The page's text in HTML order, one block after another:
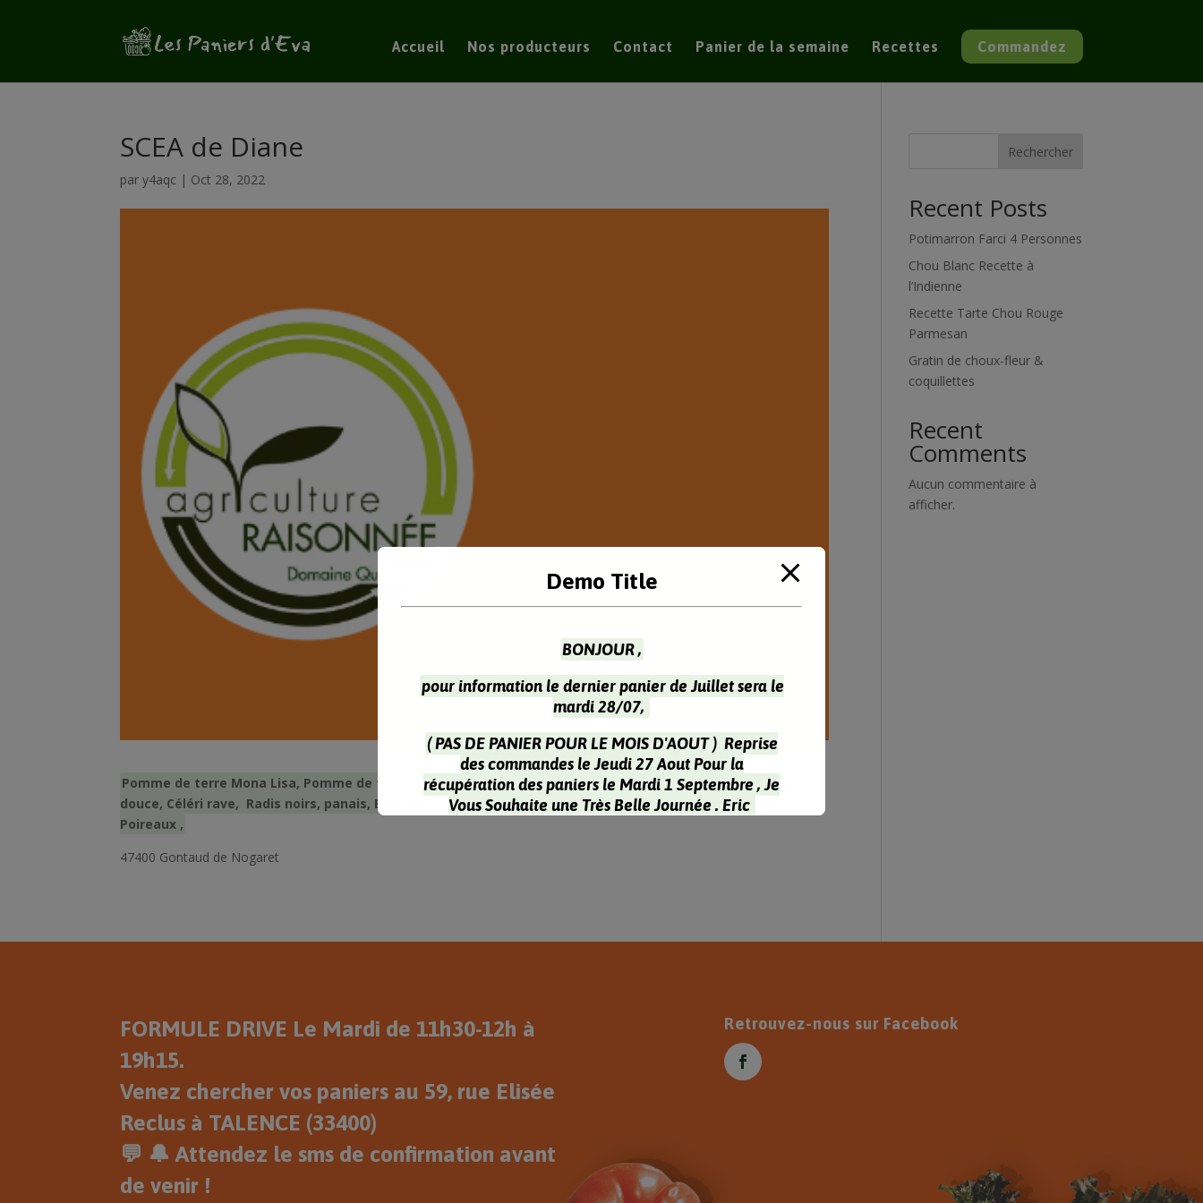
Accueil Nos producteurs Contact Panier de la semaine Recettes Commandez
SCEA de Diane
pary4aqc | Oct 28, 2022
Pomme de terre Mona Lisa, Pomme de terre Chérie, Pomme de terre Grenaille, Carottes des sables, Patate
douce, Céléri rave, Radis noirs, panais, Betterave couleur, Navets violet, Potimaron, Courge spaghetti ,
Poireaux ,
47400 Gontaud de Nogaret
Rechercher
Recent Posts
Potimarron Farci 4 Personnes
Chou Blanc Recette à
l’Indienne
Recette Tarte Chou Rouge
Parmesan
Gratin de choux-fleur &
coquillettes
Recent
Comments
Aucun commentaire à
afficher.
FORMULE DRIVE Le Mardi de 11h30-12h à
19h15.
Venez chercher vos paniers au 59, rue Elisée
Reclus à TALENCE (33400)
💬 🔔 Attendez le sms de confirmation avant
de venir !
Retrouvez-nous sur Facebook
Demo Title
BONJOUR ,
pour information le dernier panier de Juillet sera le
mardi 28/07,
( PAS DE PANIER POUR LE MOIS D'AOUT ) Reprise
des commandes le Jeudi 27 Aout Pour la
récupération des paniers le Mardi 1 Septembre , Je
Vous Souhaite une Très Belle Journée . Eric